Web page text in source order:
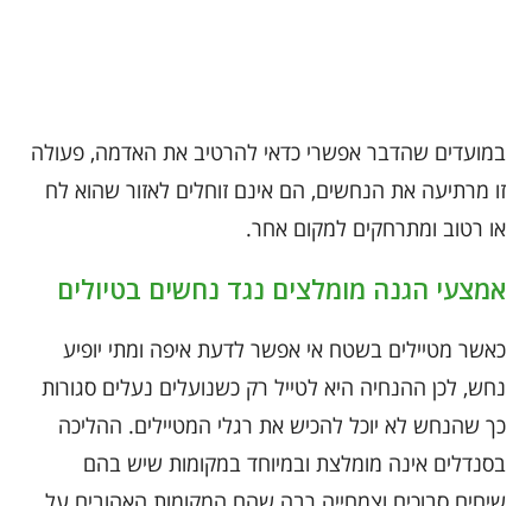
במועדים שהדבר אפשרי כדאי להרטיב את האדמה, פעולה
זו מרתיעה את הנחשים, הם אינם זוחלים לאזור שהוא לח
או רטוב ומתרחקים למקום אחר.
אמצעי הגנה מומלצים נגד נחשים בטיולים
כאשר מטיילים בשטח אי אפשר לדעת איפה ומתי יופיע
נחש, לכן ההנחיה היא לטייל רק כשנועלים נעלים סגורות
כך שהנחש לא יוכל להכיש את רגלי המטיילים. ההליכה
בסנדלים אינה מומלצת ובמיוחד במקומות שיש בהם